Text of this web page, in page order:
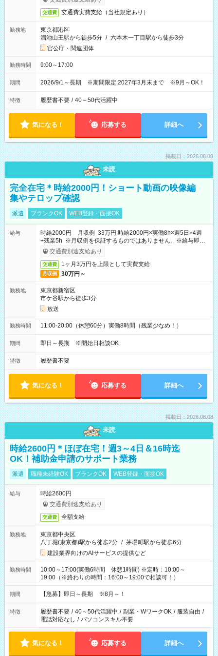
交通費 交通費実費支給（当社規定あり）
勤務地
東京都港区
溜池山王駅から徒歩5分 / 六本木一丁目駅から徒歩3分
官公庁・関連団体
勤務時間 9:00～17:00
期間 2026/9/1～長期 ※期間限定:2027年3月末まで ※9月～OK！
特徴 履歴書不要 / 40～50代活躍中
気になる！ 応募する 詳細へ
掲載日：2026.08.08
未読
完全在宅＊時給2000円！ショート動画の映像編
集やテロップ確認
派遣 ブランクOK WEB登録・面接OK
給与
時給2000円 月収例 33万円 時給2000円×実働8h×週5日×4週
+残業5h ※月収例を保証するものではありません。※給与即受
取りサービス利用可（利用条件有）
交通費別途支給あり
交通費 1ヶ月3万円を上限として実費支給
月収例 30万円～
勤務地
東京都新宿区
市ケ谷駅から徒歩3分
放送
勤務時間 11:00-20:00（休憩60分）実働8時間（残業少なめ！）
期間 即日～長期 ※開始日相談OK
特徴 履歴書不要
気になる！ 応募する 詳細へ
掲載日：2026.08.08
未読
時給2600円＊ほぼ在宅！週3～4日＆16時迄
OK！補助金申請のサポート業務
派遣 職種未経験OK ブランクOK WEB登録・面接OK
給与
時給2600円
交通費別途支給あり
交通費 全額支給
勤務地
東京都中央区
八丁堀(東京都)駅から徒歩2分 / 茅場町駅から徒歩6分
建設業界向けのAIサービスの提供など
勤務時間
10:00～17:00(実働6時間 休憩1時間) ※定時：10:00～
19:00（※終わりの時間：16:00～19:00で相談可！）
期間 【急募】即日～長期 ※8月～！
特徴 履歴書不要 / 40～50代活躍中 / 副業・WワークOK / 服装自由 /
電話対応なし / パソコンスキル不要
気になる！ 応募する 詳細へ